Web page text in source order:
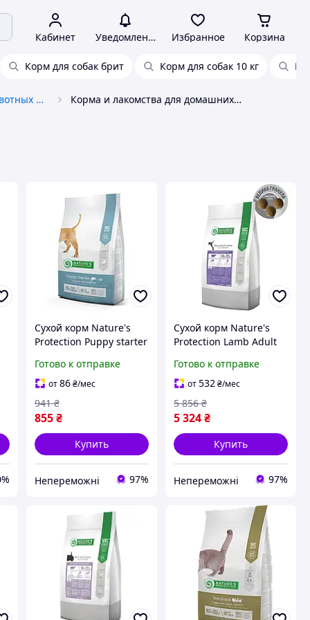
Кабинет Уведомления Избранное Корзина
Корм для собак брит Корм для собак 10 кг
Кормление домашних животных и птиц Корма и лакомства для домашних животных и птиц Nature's Protection
Сухой корм Nature's
Protection Puppy starter
всех пород с лососем 2
кг |neper-NPS4|
Готово к отправке
от86 ₴/мес
855 ₴
941 ₴
Купить
Непереможні 97%
Сухой корм Nature's
Protection Lamb Adult
взрослых собак
больших пород с
ягненком 18 кг |neper-
NPB4|
Готово к отправке
от532₴/мес
5 324₴
5 856 ₴
Купить
Непереможні 97%